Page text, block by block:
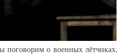
поговорим о военных лётчиках.